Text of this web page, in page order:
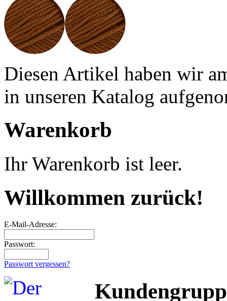
Diesen Artikel haben wir
in unseren Katalog
Warenkorb
Ihr Warenkorb ist leer.
Willkommen zurück!
E-Mail-Adresse:
Passwort:
Passwort vergessen?